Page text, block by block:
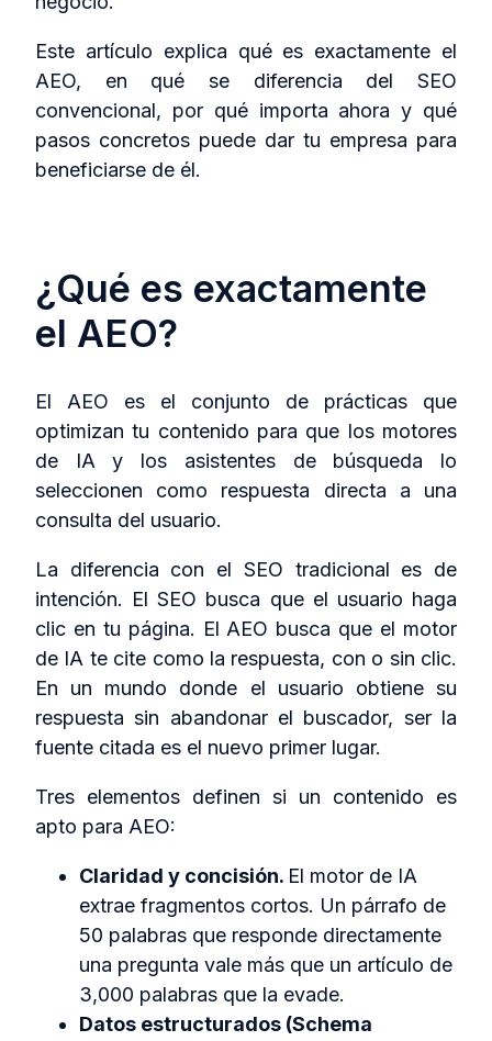
Este artículo explica qué es exactamente el
AEO, en qué se diferencia del SEO
convencional, por qué importa ahora y qué
pasos concretos puede dar tu empresa para
beneficiarse de él.
¿Qué es exactamente
el AEO?
El AEO es el conjunto de prácticas que
optimizan tu contenido para que los motores
de IA y los asistentes de búsqueda lo
seleccionen como respuesta directa a una
consulta del usuario.
La diferencia con el SEO tradicional es de
intención. El SEO busca que el usuario haga
clic en tu página. El AEO busca que el motor
de IA te cite como la respuesta, con o sin clic.
En un mundo donde el usuario obtiene su
respuesta sin abandonar el buscador, ser la
fuente citada es el nuevo primer lugar.
Tres elementos definen si un contenido es
apto para AEO:
Claridad y concisión. El motor de IA
extrae fragmentos cortos. Un párrafo de
50 palabras que responde directamente
una pregunta vale más que un artículo de
3,000 palabras que la evade.
Datos estructurados (Schema